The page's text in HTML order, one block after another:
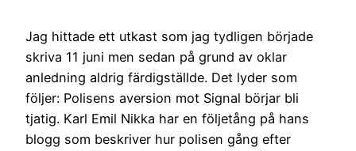
Jag hittade ett utkast som jag tydligen började
skriva 11 juni men sedan på grund av oklar
anledning aldrig färdigställde. Det lyder som
följer: Polisens aversion mot Signal börjar bli
tjatig. Karl Emil Nikka har en följetång på hans
blogg som beskriver hur polisen gång efter